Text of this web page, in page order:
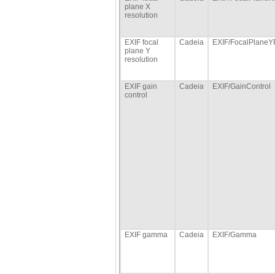
plane X
resolution
EXIF focal
plane Y
resolution
Cadeia EXIF/
EXIF gain
control
Cadeia EXIF/GainControl
EXIF gamma Cadeia EXIF/Gamma